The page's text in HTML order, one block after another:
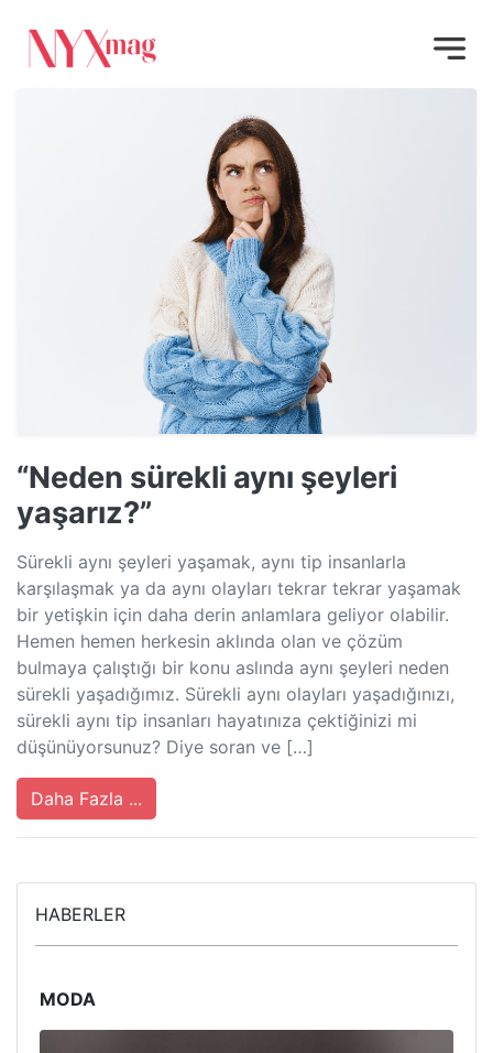
“Neden sürekli aynı şeyleri
yaşarız?”
Sürekli aynı şeyleri yaşamak, aynı tip insanlarla
karşılaşmak ya da aynı olayları tekrar tekrar yaşamak
bir yetişkin için daha derin anlamlara geliyor olabilir.
Hemen hemen herkesin aklında olan ve çözüm
bulmaya çalıştığı bir konu aslında aynı şeyleri neden
sürekli yaşadığımız. Sürekli aynı olayları yaşadığınızı,
sürekli aynı tip insanları hayatınıza çektiğinizi mi
düşünüyorsunuz? Diye soran ve […]
Daha Fazla ...
HABERLER
MODA